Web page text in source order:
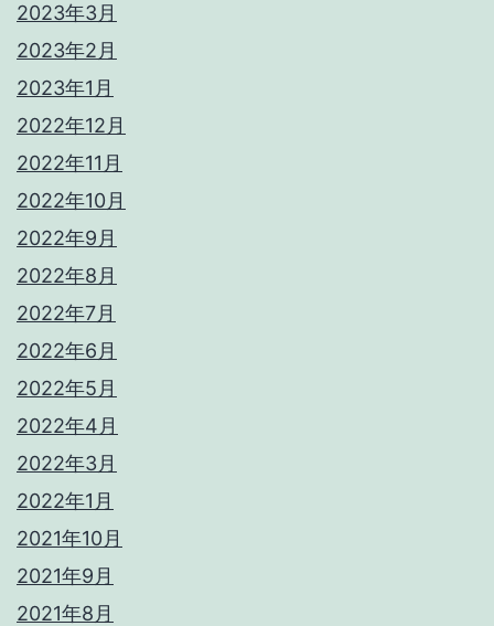
2023年3月
2023年2月
2023年1月
2022年12月
2022年11月
2022年10月
2022年9月
2022年8月
2022年7月
2022年6月
2022年5月
2022年4月
2022年3月
2022年1月
2021年10月
2021年9月
2021年8月